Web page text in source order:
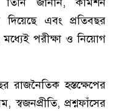
জানান, কমিশন
এবং প্রতিবছর
পরীক্ষা ও নিয়োগ
হস্তক্ষেপের
স্বজনপ্রীতি, প্রশ্নফাঁসের